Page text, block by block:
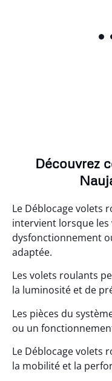
Découvrez
Le Déblocage volets
intervient lorsque
dysfonctionnement
adaptée.
Les volets roulants
la luminosité et de
Les pièces du
ou un
Le Déblocage volets
la mobilité et la